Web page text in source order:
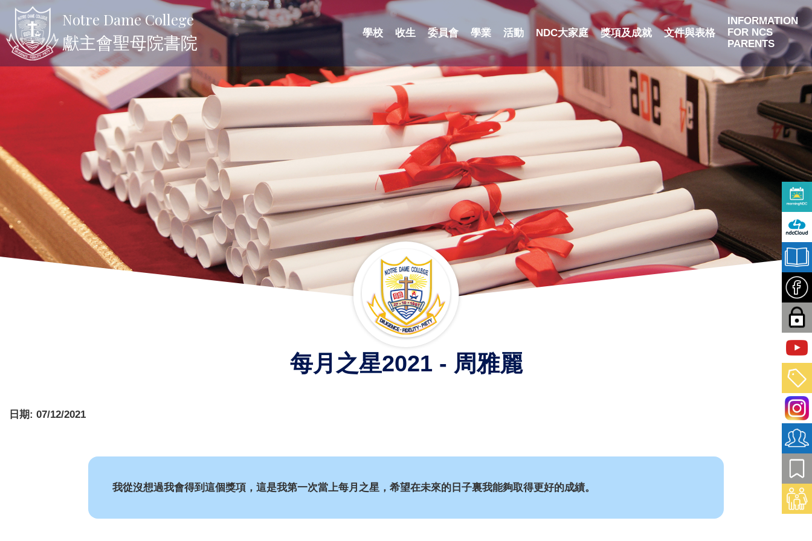
Notre Dame College
獻主會聖母院書院
學校 收生 委員會 學業 活動 NDC大家庭 獎項及成就 文件與表格
INFORMATION
FOR NCS
PARENTS
每月之星2021 - 周雅麗
日期: 07/12/2021
我從沒想過我會得到這個獎項，這是我第一次當上每月之星，希望在未來的日子裏我能夠取得更好的成績。